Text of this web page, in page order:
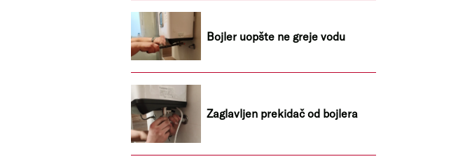
Bojler uopšte ne greje vodu
Zaglavljen prekidač od bojlera